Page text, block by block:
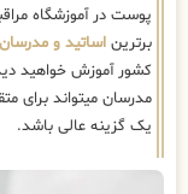
پوست در آموزشگاه
برترین اساتید و
کشور آموزش خواهید
مدرسان میتواند برای
یک گزینه عالی باشد.